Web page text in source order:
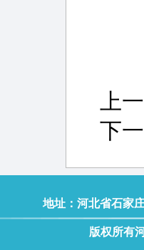
上
下
地址：河北省石家
版权所有